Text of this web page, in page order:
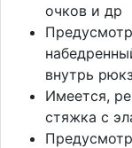
очков и др
внутрь
Имеется,
стяжка с